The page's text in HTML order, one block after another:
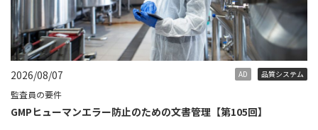
2026/08/07 AD 品質システム
監査員の要件
GMPヒューマンエラー防止のための文書管理【第105回】